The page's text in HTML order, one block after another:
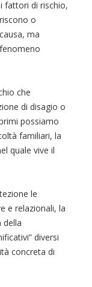
fattori di rischio,
o
ma
che
di disagio o
possiamo
familiari, la
quale vive il
le
e relazionali, la
della
diversi
concreta di